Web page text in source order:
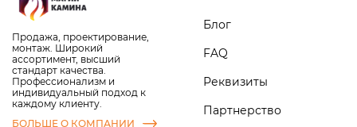
Продажа, проектирование,
монтаж. Широкий
ассортимент, высший
стандарт качества.
Профессионализм и
индивидуальный подход к
каждому клиенту.
БОЛЬШЕ О КОМПАНИИ
Блог
FAQ
Реквизиты
Партнерство